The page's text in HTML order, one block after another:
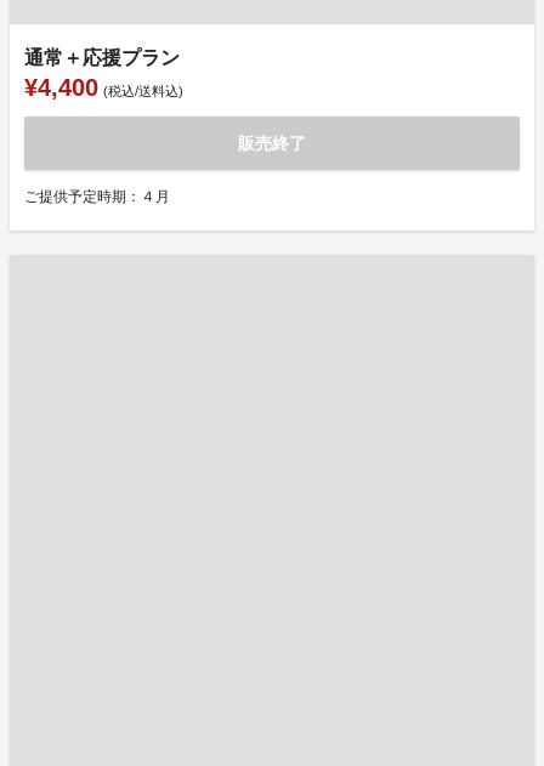
通常＋応援プラン
¥4,400 (税込/送料込)
販売終了
ご提供予定時期：４月